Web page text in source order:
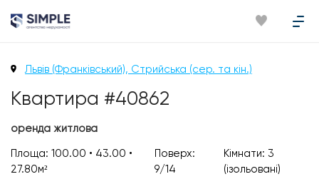
Львів (Франківський), Стрийська (сер. та кін.)
Квартира #40862
оренда житлова
Площа: 100.00 • 43.00 •
27.80м²
Поверх:
9/14
Кімнати: 3
(ізольовані)